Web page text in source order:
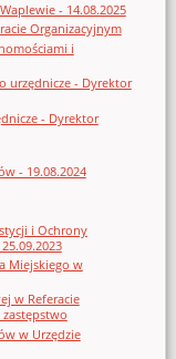
- 14.08.2025
Organizacyjnym
i
urzędnicze - Dyrektor
- Dyrektor
- 19.08.2024
i Ochrony
Miejskiego w
w Referacie
w Urzędzie